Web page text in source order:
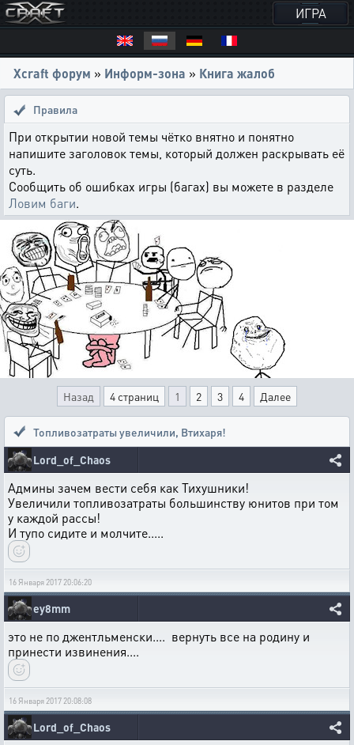
ИГРА
Xcraft форум » Информ-зона » Книга жалоб
Правила
При открытии новой темы чётко внятно и понятно
напишите заголовок темы, который должен раскрывать её
суть.
Сообщить об ошибках игры (багах) вы можете в разделе
Ловим баги.
Назад 4 страниц 1 2 3 4 Далее
Топливозатраты увеличили, Втихаря!
Lord_of_Chaos
Админы зачем вести себя как Тихушники!
Увеличили топливозатраты большинству юнитов при том
у каждой рассы!
И тупо сидите и молчите.....
16 Января 2017 20:06:20
ey8mm
это не по джентльменски.... вернуть все на родину и
принести извинения....
16 Января 2017 20:08:08
Lord_of_Chaos